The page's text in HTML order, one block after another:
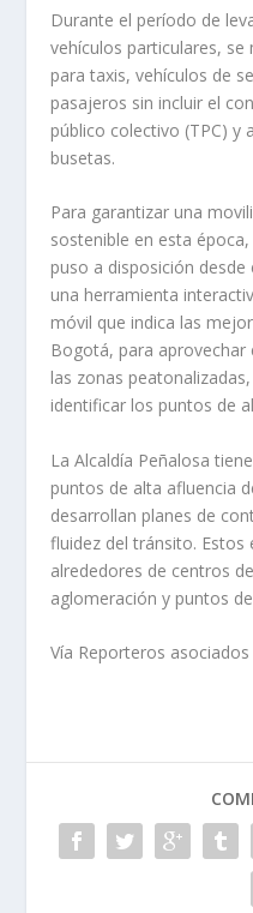
Durante el período de
vehículos particulares, se
para taxis, vehículos de
pasajeros sin incluir el
público colectivo (TPC) y
busetas.
Para garantizar una
sostenible en esta
puso a disposición
una herramienta
móvil que indica las
Bogotá, para aprovechar
las zonas
identificar los puntos de
La Alcaldía Peñalosa
puntos de alta afluencia
desarrollan planes de
fluidez del tránsito. Estos
alrededores de centros
aglomeración y puntos
Vía Reporteros